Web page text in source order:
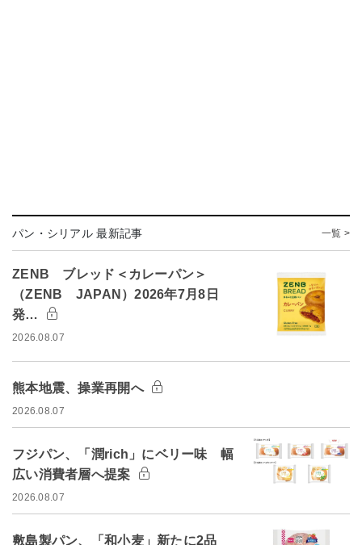
パン・シリアル 最新記事 一覧 >
ZENB ブレッド＜カレーパン＞
（ZENB JAPAN）2026年7月8日
発…
2026.08.07
熊本地震、操業再開へ
2026.08.07
フジパン、「潤rich」にベリー味 幅
広い消費者層へ提案
2026.08.07
敷島製パン、「和小麦」新たに2品